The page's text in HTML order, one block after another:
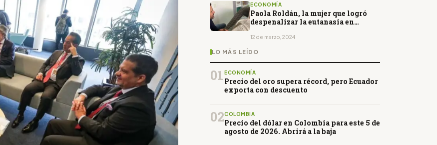
ECONOMÍA
Paola Roldán, la mujer que logró
despenalizar la eutanasia en
12 de marzo, 2024
LO MÁS LEÍDO
01 ECONOMÍA
Precio del oro supera récord, pero Ecuador
exporta con descuento
02COLOMBIA
Precio del dólar en Colombia para este 5 de
agosto de 2026. Abrirá a la baja